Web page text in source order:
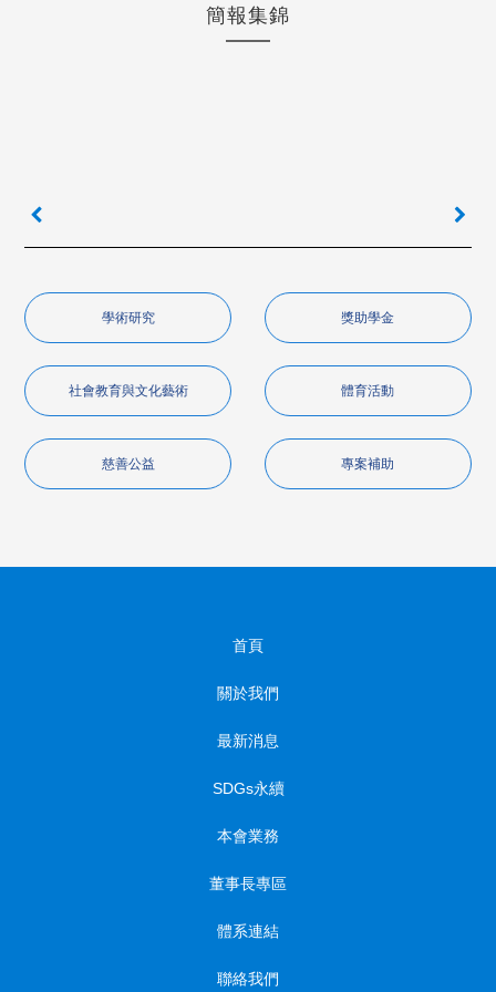
簡報集錦
學術研究 獎助學金
社會教育與文化藝術 體育活動
慈善公益 專案補助
首頁
關於我們
最新消息
SDGs永續
本會業務
董事長專區
體系連結
聯絡我們